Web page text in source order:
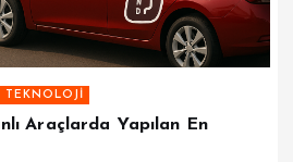
TEKNOLOJİ
Araçlarda Yapılan En